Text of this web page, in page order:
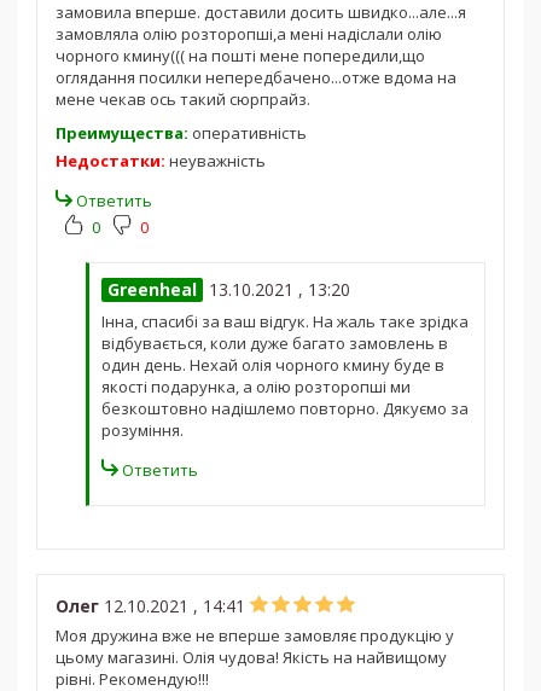
замовила вперше. доставили досить швидко...але...я
замовляла олію розторопші,а мені надіслали олію
чорного кмину((( на пошті мене попередили,що
оглядання посилки непередбачено...отже вдома на
мене чекав ось такий сюрпрайз.
Преимущества: оперативність
Недостатки: неуважність
Ответить
0
0
Greenheal 13.10.2021 , 13:20
Інна, спасибі за ваш відгук. На жаль таке зрідка
відбувається, коли дуже багато замовлень в
один день. Нехай олія чорного кмину буде в
якості подарунка, а олію розторопші ми
безкоштовно надішлемо повторно. Дякуємо за
розуміння.
Ответить
Олег 12.10.2021 , 14:41
Моя дружина вже не вперше замовляє продукцію у
цьому магазині. Олія чудова! Якість на найвищому
рівні. Рекомендую!!!